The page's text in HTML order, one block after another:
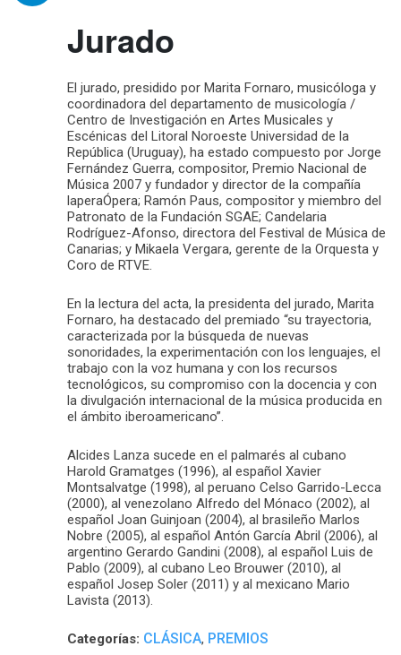
Jurado
El jurado, presidido por Marita Fornaro, musicóloga y
coordinadora del departamento de musicología /
Centro de Investigación en Artes Musicales y
Escénicas del Litoral Noroeste Universidad de la
República (Uruguay), ha estado compuesto por Jorge
Fernández Guerra, compositor, Premio Nacional de
Música 2007 y fundador y director de la compañía
laperaÓpera; Ramón Paus, compositor y miembro del
Patronato de la Fundación SGAE; Candelaria
Rodríguez-Afonso, directora del Festival de Música de
Canarias; y Mikaela Vergara, gerente de la Orquesta y
Coro de RTVE.
En la lectura del acta, la presidenta del jurado, Marita
Fornaro, ha destacado del premiado “su trayectoria,
caracterizada por la búsqueda de nuevas
sonoridades, la experimentación con los lenguajes, el
trabajo con la voz humana y con los recursos
tecnológicos, su compromiso con la docencia y con
la divulgación internacional de la música producida en
el ámbito iberoamericano”.
Alcides Lanza sucede en el palmarés al cubano
Harold Gramatges (1996), al español Xavier
Montsalvatge (1998), al peruano Celso Garrido-Lecca
(2000), al venezolano Alfredo del Mónaco (2002), al
español Joan Guinjoan (2004), al brasileño Marlos
Nobre (2005), al español Antón García Abril (2006), al
argentino Gerardo Gandini (2008), al español Luis de
Pablo (2009), al cubano Leo Brouwer (2010), al
español Josep Soler (2011) y al mexicano Mario
Lavista (2013).
Categorías: CLÁSICA, PREMIOS